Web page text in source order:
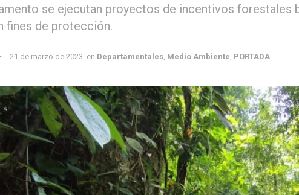
se ejecutan proyectos de incentivos forestales
fines de protección.
21 de marzo de 2023 en Departamentales Medio Ambiente PORTADA